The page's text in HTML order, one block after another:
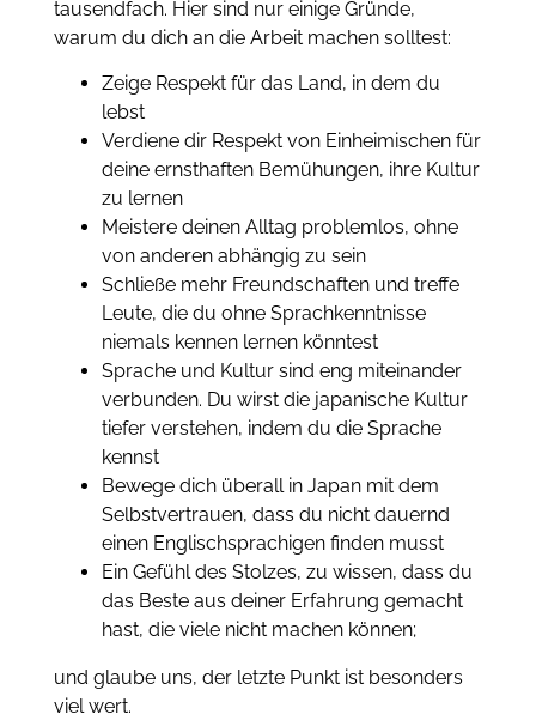
tausendfach. Hier sind nur einige Gründe,
warum du dich an die Arbeit machen solltest:
Zeige Respekt für das Land, in dem du
lebst
Verdiene dir Respekt von Einheimischen für
deine ernsthaften Bemühungen, ihre Kultur
zu lernen
Meistere deinen Alltag problemlos, ohne
von anderen abhängig zu sein
Schließe mehr Freundschaften und treffe
Leute, die du ohne Sprachkenntnisse
niemals kennen lernen könntest
Sprache und Kultur sind eng miteinander
verbunden. Du wirst die japanische Kultur
tiefer verstehen, indem du die Sprache
kennst
Bewege dich überall in Japan mit dem
Selbstvertrauen, dass du nicht dauernd
einen Englischsprachigen finden musst
Ein Gefühl des Stolzes, zu wissen, dass du
das Beste aus deiner Erfahrung gemacht
hast, die viele nicht machen können;
und glaube uns, der letzte Punkt ist besonders
viel wert.